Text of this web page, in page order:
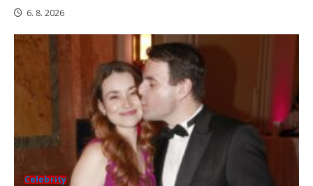
6. 8. 2026
Celebrity